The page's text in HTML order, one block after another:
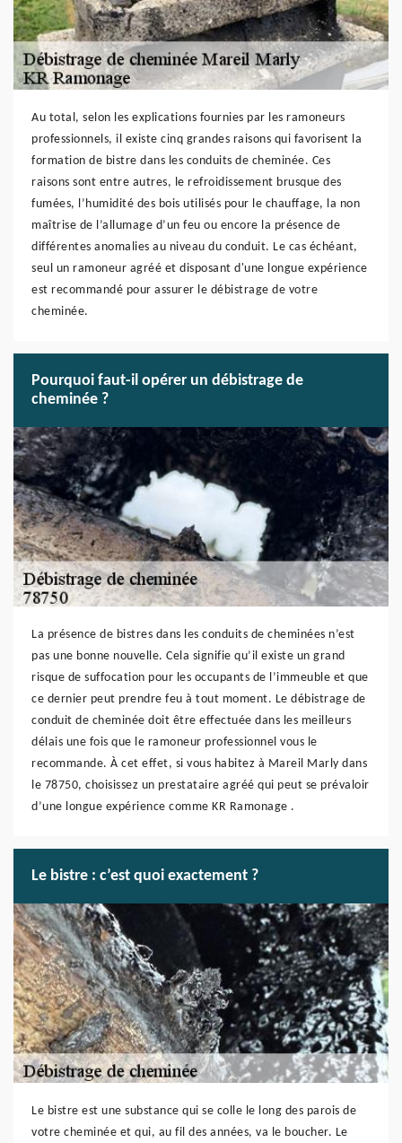
Au total, selon les explications fournies par les ramoneurs
professionnels, il existe cinq grandes raisons qui favorisent la
formation de bistre dans les conduits de cheminée. Ces
raisons sont entre autres, le refroidissement brusque des
fumées, l’humidité des bois utilisés pour le chauffage, la non
maîtrise de l’allumage d’un feu ou encore la présence de
différentes anomalies au niveau du conduit. Le cas échéant,
seul un ramoneur agréé et disposant d'une longue expérience
est recommandé pour assurer le débistrage de votre
cheminée.
Pourquoi faut-il opérer un débistrage de
cheminée ?
La présence de bistres dans les conduits de cheminées n’est
pas une bonne nouvelle. Cela signifie qu’il existe un grand
risque de suffocation pour les occupants de l’immeuble et que
ce dernier peut prendre feu à tout moment. Le débistrage de
conduit de cheminée doit être effectuée dans les meilleurs
délais une fois que le ramoneur professionnel vous le
recommande. À cet effet, si vous habitez à Mareil Marly dans
le 78750, choisissez un prestataire agréé qui peut se prévaloir
d’une longue expérience comme KR Ramonage .
Le bistre : c’est quoi exactement ?
Le bistre est une substance qui se colle le long des parois de
votre cheminée et qui, au fil des années, va le boucher. Le